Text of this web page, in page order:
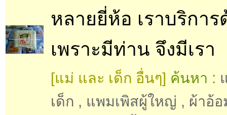
หลายยี่ห้อ เราบริการ
เพราะมีท่าน จึงมีเรา
[แม่ และ เด็ก อื่นๆ] ค้นหา :
เด็ก , แพมเพิสผู้ใหญ่ , ผ้าอ้